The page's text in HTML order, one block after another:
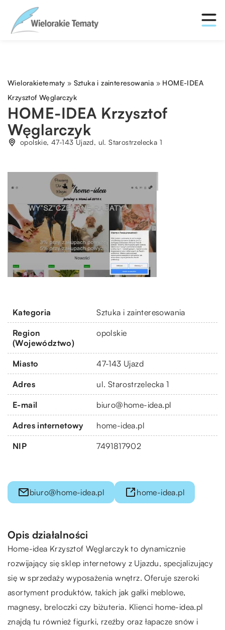
Wielorakietematy » Sztuka i zainteresowania » HOME-IDEA
Krzysztof Węglarczyk
HOME-IDEA Krzysztof
Węglarczyk
opolskie, 47-143 Ujazd, ul. Starostrzelecka 1
Kategoria Sztuka i zainteresowania
Region
(Województwo)
opolskie
Miasto 47-143 Ujazd
Adres ul. Starostrzelecka 1
E-mail biuro@home-idea.pl
Adres internetowy home-idea.pl
NIP 7491817902
biuro@home-idea.pl home-idea.pl
Opis działalności
Home-idea Krzysztof Węglarczyk to dynamicznie
rozwijający się sklep internetowy z Ujazdu, specjalizujący
się w sprzedaży wyposażenia wnętrz. Oferuje szeroki
asortyment produktów, takich jak gałki meblowe,
magnesy, breloczki czy biżuteria. Klienci home-idea.pl
znajdą tu również figurki, rzeźby oraz łapacze snów i